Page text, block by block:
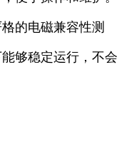
的电磁兼容性测
够稳定运行，不会